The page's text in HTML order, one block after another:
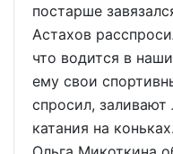
постарше
Астахов
что водится в
ему свои
спросил,
катания на